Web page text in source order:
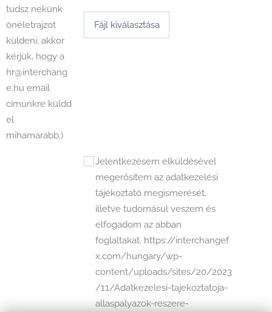
tudsz nekünk
önéletrajzot
küldeni, akkor
kérjük, hogy a
hr@interchang
e.hu email
címünkre küldd
el
mihamarabb.)
Fájl kiválasztása
Jelentkezésem elküldésével
megerősítem az adatkezelési
tájékoztató megismerését,
illetve tudomásul veszem és
elfogadom az abban
foglaltakat. https://interchangef
x.com/hungary/wp-
content/uploads/sites/20/2023
/11/Adatkezelesi-tajekoztatoja-
allaspalyazok-reszere-